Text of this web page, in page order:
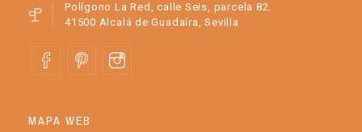
Polígono La Red, calle Seis, parcela 82.
41500 Alcalá de Guadaíra, Sevilla
MAPA WEB